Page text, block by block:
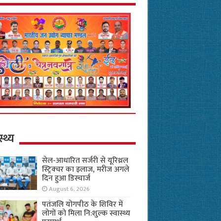
सेल-आधारित सर्जरी से यूरिथ्रल
स्ट्रिक्चर का इलाज, मरीज अगले
दिन हुआ डिस्चार्ज
August 6, 2026
पतंजलि योगपीठ के शिविर में
लोगों को मिला नि:शुल्क स्वास्थ्य